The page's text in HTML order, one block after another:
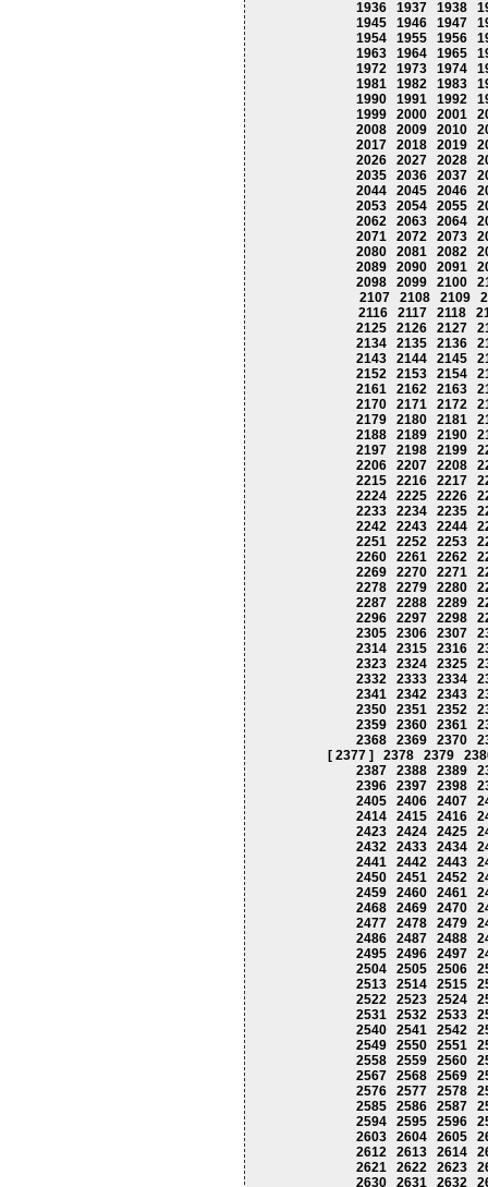
1936
1937 1938
1945
1946 1947
1954
1955 1956
1963
1964 1965
1972
1973 1974
1981
1982 1983
1990
1991 1992
1999
2000 2001
2008
2009 2010
2017
2018 2019
2026
2027 2028
2035
2036 2037
2044
2045 2046
2053
2054 2055
2062
2063 2064
2071
2072 2073
2080
2081 2082
2089
2090 2091
2098
2099 2100
2107
2108 2109
2116
2117 2118
2125
2126 2127
2134
2135 2136
2143
2144 2145
2152
2153 2154
2161
2162 2163
2170
2171 2172
2179
2180 2181
2188
2189 2190
2197
2198 2199
2206
2207 2208
2215
2216 2217
2224
2225 2226
2233
2234 2235
2242
2243 2244
2251
2252 2253
2260
2261 2262
2269
2270 2271
2278
2279 2280
2287
2288 2289
2296
2297 2298
2305
2306 2307
2314
2315 2316
2323
2324 2325
2332
2333 2334
2341
2342 2343
2350
2351 2352
2359
2360 2361
2368
2369 2370
[ 2377 ]
2378 2379
2387
2388 2389
2396
2397 2398
2405
2406 2407
2414
2415 2416
2423
2424 2425
2432
2433 2434
2441
2442 2443
2450
2451 2452
2459
2460 2461
2468
2469 2470
2477
2478 2479
2486
2487 2488
2495
2496 2497
2504
2505 2506
2513
2514 2515
2522
2523 2524
2531
2532 2533
2540
2541 2542
2549
2550 2551
2558
2559 2560
2567
2568 2569
2576
2577 2578
2585
2586 2587
2594
2595 2596
2603
2604 2605
2612
2613 2614
2621
2622 2623
2630
2631 2632